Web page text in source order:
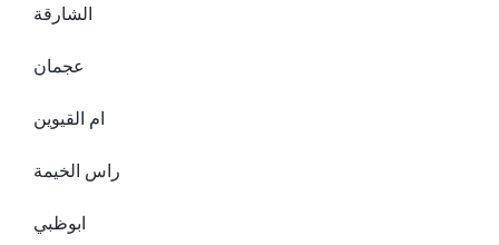
الشارقة
عجمان
ام القيوين
راس الخيمة
ابوظبي